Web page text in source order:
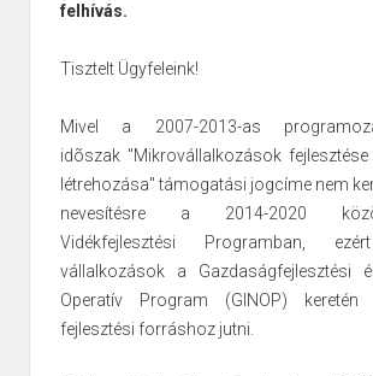
felhívás.
Tisztelt Ügyfeleink!
Mivel a 2007-2013-as
idõszak "Mikrovállalkozások fejlesztése
létrehozása" támogatási jogcíme nem
nevesítésre a 2014-2020
Vidékfejlesztési Programban,
vállalkozások a Gazdaságfejlesztési
Operatív Program (GINOP) keretén
fejlesztési forráshoz jutni.